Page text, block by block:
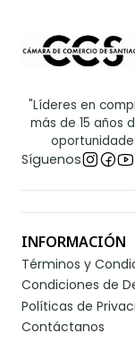
"Líderes en
más de 15 años
Síguenos
INFORMACIÓN
Términos y
Condiciones de
Políticas de
Contáctanos